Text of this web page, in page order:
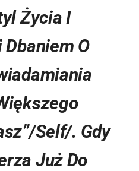
Życia I
O
self/. Gdy
Już Do